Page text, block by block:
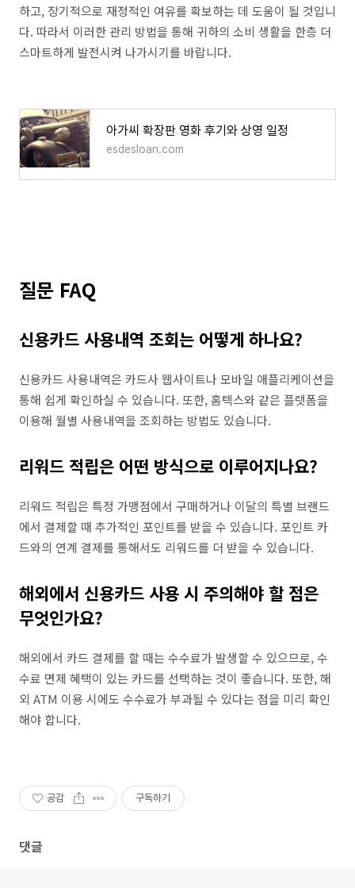
하고, 장기적으로 재정적인 여유를 확보하는 데 도움이 될 것입니
다. 따라서 이러한 관리 방법을 통해 귀하의 소비 생활을 한층 더
스마트하게 발전시켜 나가시기를 바랍니다.
아가씨 확장판 영화 후기와 상영 일정
esdesloan.com
질문 FAQ
신용카드 사용내역 조회는 어떻게 하나요?
신용카드 사용내역은 카드사 웹사이트나 모바일 애플리케이션을
통해 쉽게 확인하실 수 있습니다. 또한, 홈텍스와 같은 플랫폼을
이용해 월별 사용내역을 조회하는 방법도 있습니다.
리워드 적립은 어떤 방식으로 이루어지나요?
리워드 적립은 특정 가맹점에서 구매하거나 이달의 특별 브랜드
에서 결제할 때 추가적인 포인트를 받을 수 있습니다. 포인트 카
드와의 연계 결제를 통해서도 리워드를 더 받을 수 있습니다.
해외에서 신용카드 사용 시 주의해야 할 점은
무엇인가요?
해외에서 카드 결제를 할 때는 수수료가 발생할 수 있으므로, 수
수료 면제 혜택이 있는 카드를 선택하는 것이 좋습니다. 또한, 해
외 ATM 이용 시에도 수수료가 부과될 수 있다는 점을 미리 확인
해야 합니다.
공감 구독하기
댓글